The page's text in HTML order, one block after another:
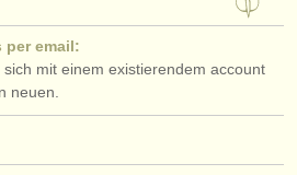
ATS
per email:
mit einem existierendem account
neuen.